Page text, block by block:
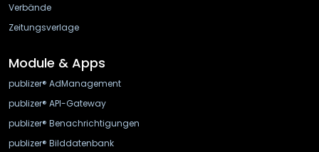
Verbände
Zeitungsverlage
Module & Apps
publizer® AdManagement
publizer® API-Gateway
publizer® Benachrichtigungen
publizer® Bilddatenbank